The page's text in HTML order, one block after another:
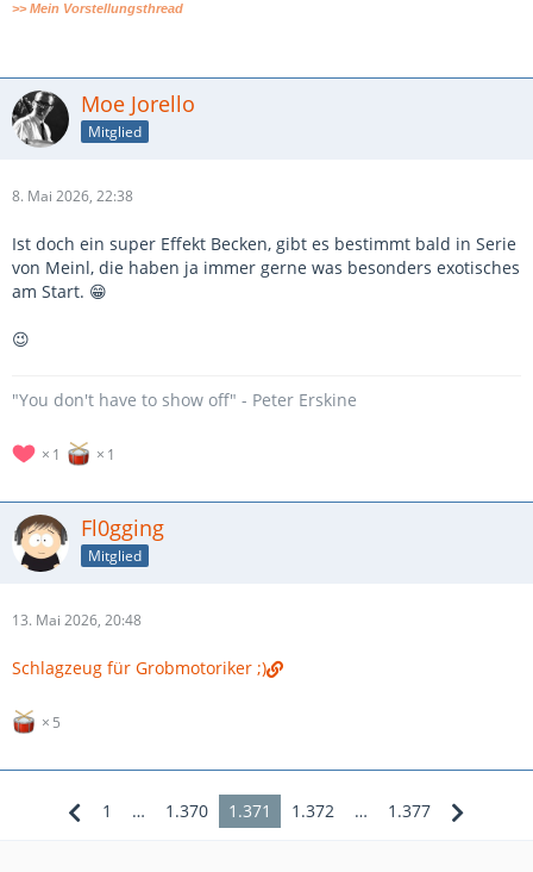
>> Mein Vorstellungsthread
Moe Jorello
Mitglied
8. Mai 2026, 22:38
Ist doch ein super Effekt Becken, gibt es bestimmt bald in Serie
von Meinl, die haben ja immer gerne was besonders exotisches
am Start. 😁
😉
"You don't have to show off" - Peter Erskine
1 1
Fl0gging
Mitglied
13. Mai 2026, 20:48
Schlagzeug für Grobmotoriker ;)
5
1 … 1.370 1.371 1.372 … 1.377